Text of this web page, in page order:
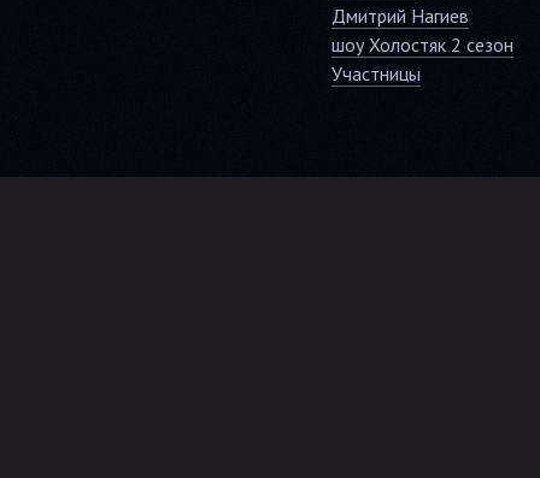
Дмитрий Нагиев
шоу Холостяк 2 сезон
Участницы